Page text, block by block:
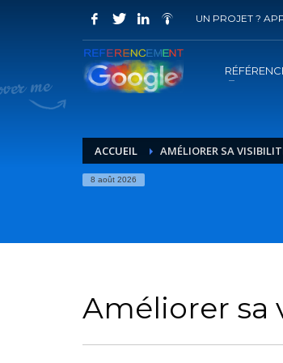
COMMENT ACHETER UN
1 Choisir la prestation
Vous recevrez sous 5 jours ouvrés un
UN PROJET ?
ACCUEIL AMÉLIORER SA
8 août 2026
Améliorer sa